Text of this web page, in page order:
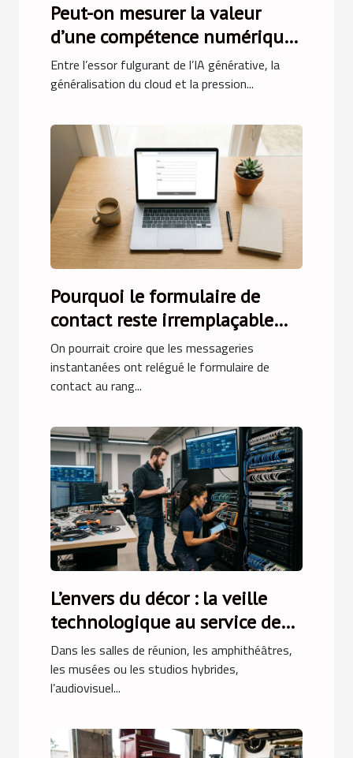
Peut-on mesurer la valeur
d’une compétence numérique
en finance ?
Entre l’essor fulgurant de l’IA générative, la
généralisation du cloud et la pression...
Pourquoi le formulaire de
contact reste irremplaçable
face aux messageries
instantanées
On pourrait croire que les messageries
instantanées ont relégué le formulaire de
contact au rang...
L’envers du décor : la veille
technologique au service de
l’intégration audiovisuelle
Dans les salles de réunion, les amphithéâtres,
les musées ou les studios hybrides,
l’audiovisuel...